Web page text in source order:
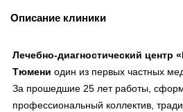
Описание клиники
Лечебно-диагностический центр
Тюмени один из первых частных
За прошедшие 25 лет работы,
профессиональный коллектив,